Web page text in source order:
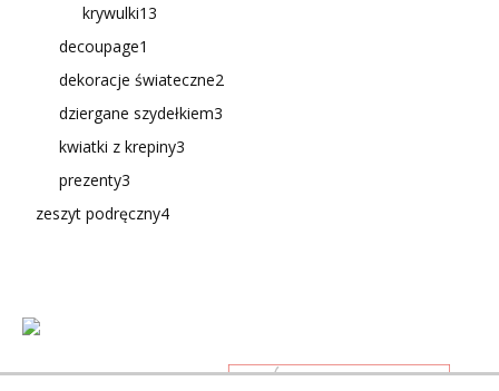
krywulki13
decoupage1
dekoracje świateczne2
dziergane szydełkiem3
kwiatki z krepiny3
prezenty3
zeszyt podręczny4